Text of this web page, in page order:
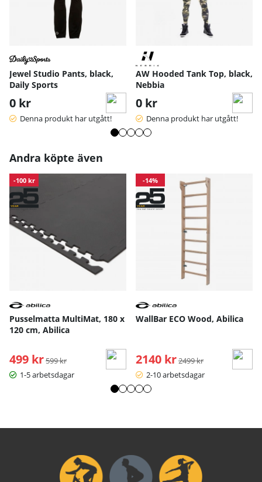
Jewel Studio Pants, black,
Daily Sports
0 kr
Denna produkt har utgått!
AW Hooded Tank Top, black,
Nebbia
0 kr
Denna produkt har utgått!
Andra köpte även
-100 kr
Pusselmatta MultiMat, 180 x
120 cm, Abilica
499 kr Ordinarie pris:
599 kr
1-5 arbetsdagar
-14%
WallBar ECO Wood, Abilica
2140 kr Ordinarie pris:
2499 kr
2-10 arbetsdagar